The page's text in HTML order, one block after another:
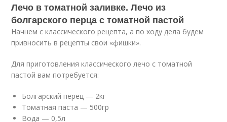
Лечо в томатной заливке. Лечо из
болгарского перца с томатной пастой
Начнем с классического рецепта, а по ходу дела будем
привносить в рецепты свои «фишки».
Для приготовления классического лечо с томатной
пастой вам потребуется:
Болгарский перец — 2кг
Томатная паста — 500гр
Вода — 0,5л